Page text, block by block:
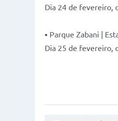
Dia 24 de fevereiro,
▪ Parque Zabani |
Dia 25 de fevereiro,